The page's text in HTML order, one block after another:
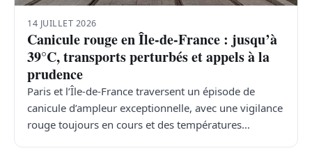
14 JUILLET 2026
Canicule rouge en Île-de-France : jusqu’à
39°C, transports perturbés et appels à la
prudence
Paris et l’Île-de-France traversent un épisode de
canicule d’ampleur exceptionnelle, avec une vigilance
rouge toujours en cours et des températures…